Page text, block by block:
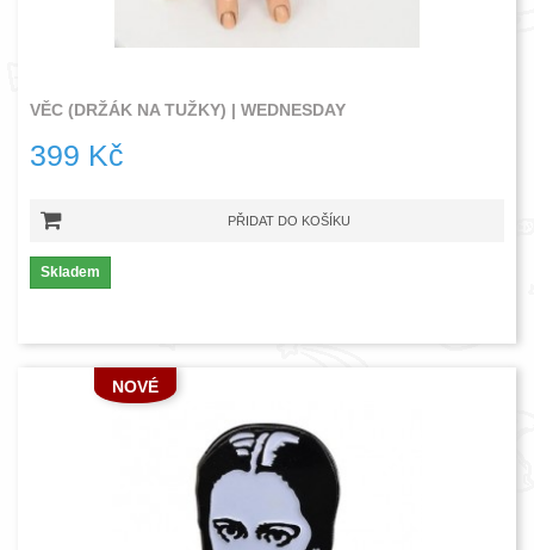
VĚC (DRŽÁK NA TUŽKY) | WEDNESDAY
399 Kč
PŘIDAT DO KOŠÍKU
Skladem
NOVÉ